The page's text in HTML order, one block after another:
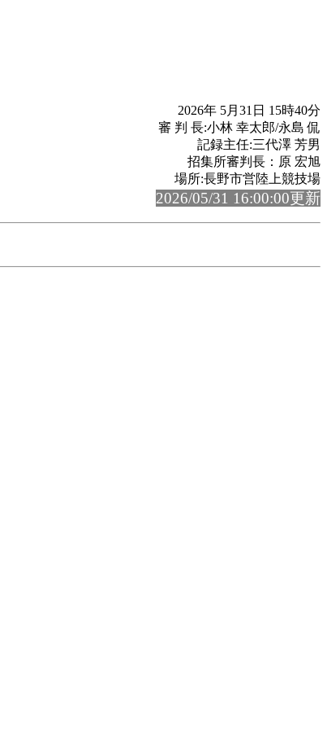
2026年 5月31日 15時40分
審 判 長:小林 幸太郎/永島 侃
記録主任:三代澤 芳男
招集所審判長：原 宏旭
場所:長野市営陸上競技場
2026/05/31 16:00:00更新